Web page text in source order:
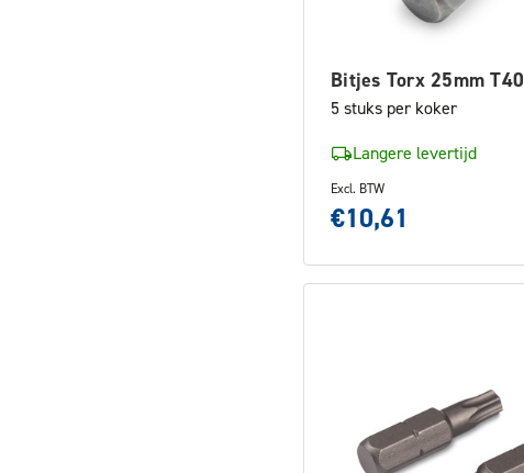
Bitjes Torx 25mm T40
5 stuks per koker
Langere levertijd
Excl. BTW
€10,61